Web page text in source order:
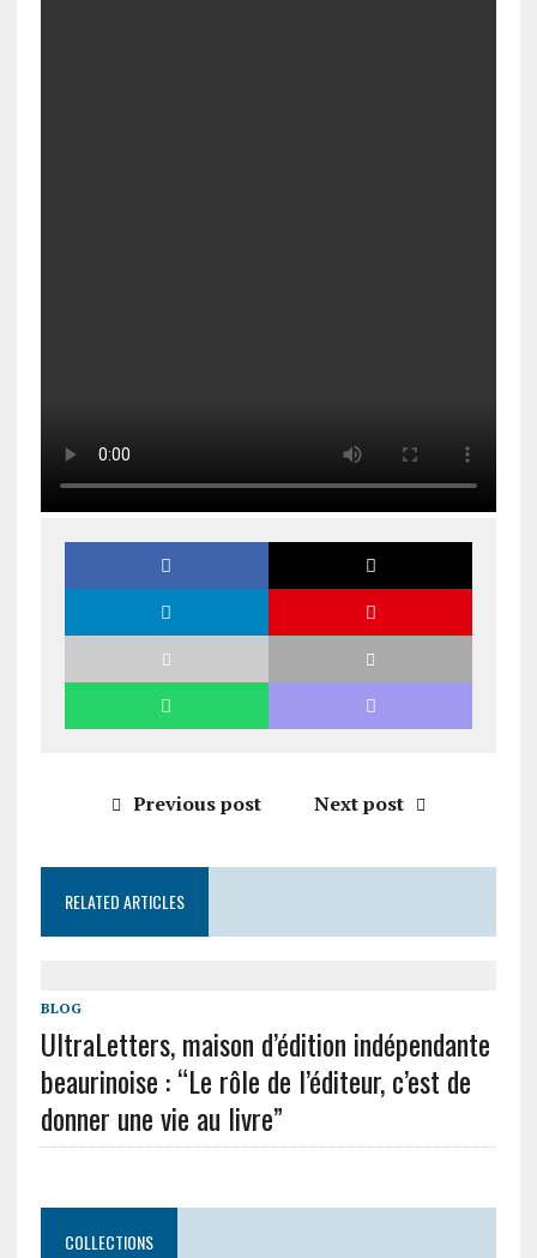
Previous post Next post
RELATED ARTICLES
BLOG
UltraLetters, maison d’édition indépendante
beaurinoise : “Le rôle de l’éditeur, c’est de
donner une vie au livre”
COLLECTIONS